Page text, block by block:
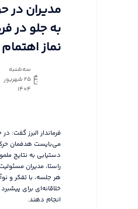
مدیران در
به جلو در
نماز اهتمام
سه‌شنبه
25 شهریور
1404
فرماندار البرز گفت:
می‌بایست هدفمان
دستیابی به نتایج
راستا، مدیران
هر جلسه، با تفکر و
خلاقانه‌ای برای
انجام دهند.